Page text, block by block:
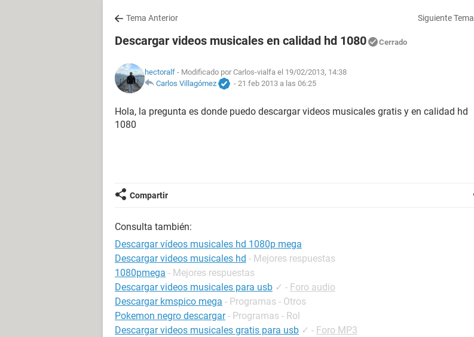
Tema Anterior Siguiente Tema
Descargar videos musicales en calidad hd 1080 Cerrado
hectoralf - Modificado por Carlos-vialfa el 19/02/2013, 14:38
Carlos Villagómez
- 21 feb 2013 a las 06:25
Hola, la pregunta es donde puedo descargar videos musicales gratis y en calidad hd
1080
Compartir
Consulta también:
Descargar vídeos musicales hd 1080p mega
Descargar videos musicales hd - Mejores respuestas
1080pmega - Mejores respuestas
Descargar videos musicales para usb ✓ - Foro audio
Descargar kmspico mega - Programas - Otros
Pokemon negro descargar - Programas - Rol
Descargar videos musicales gratis para usb ✓ - Foro MP3